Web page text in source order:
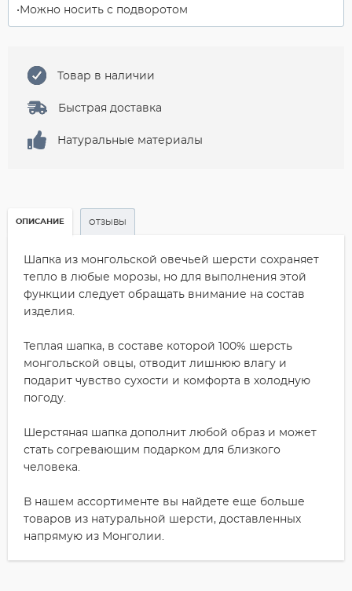
Можно носить с подворотом
Товар в наличии
Быстрая доставка
Натуральные материалы
ОПИСАНИЕ ОТЗЫВЫ
Шапка из монгольской овечьей шерсти сохраняет
тепло в любые морозы, но для выполнения этой
функции следует обращать внимание на состав
изделия.
Теплая шапка, в составе которой 100% шерсть
монгольской овцы, отводит лишнюю влагу и
подарит чувство сухости и комфорта в холодную
погоду.
Шерстяная шапка дополнит любой образ и может
стать согревающим подарком для близкого
человека.
В нашем ассортименте вы найдете еще больше
товаров из натуральной шерсти, доставленных
напрямую из Монголии.